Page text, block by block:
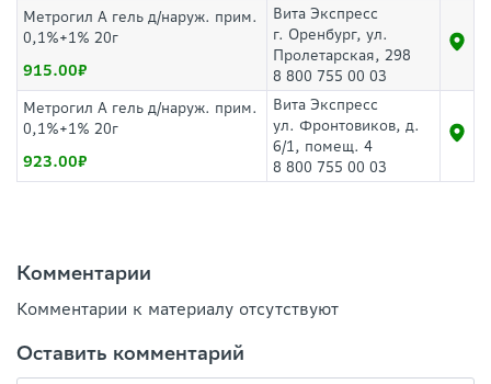
Метрогил А гель д/наруж. прим.
0,1%+1% 20г
915.00
Вита Экспресс
г. Оренбург, ул.
Пролетарская, 298
8 800 755 00 03
Метрогил А гель д/наруж. прим.
0,1%+1% 20г
923.00
Вита Экспресс
ул. Фронтовиков, д.
6/1, помещ. 4
8 800 755 00 03
Комментарии
Комментарии к материалу отсутствуют
Оставить комментарий